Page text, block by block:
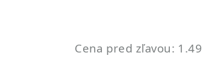
Cena pred zľavou: 1.49